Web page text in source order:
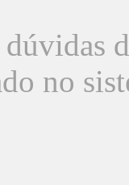
no